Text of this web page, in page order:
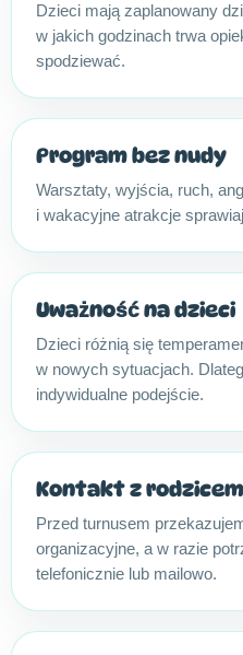
Dzieci mają zaplanowany
w jakich godzinach trwa
spodziewać.
Program bez nudy
Warsztaty, wyjścia, ruch,
i wakacyjne atrakcje
Uważność na dzieci
Dzieci różnią się
w nowych sytuacjach.
indywidualne podejście.
Kontakt z rodzicem
Przed turnusem
organizacyjne, a w razie
telefonicznie lub mailowo.